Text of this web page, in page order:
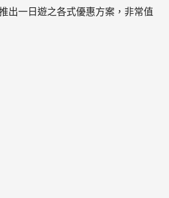
出一日遊之各式優惠方案，非常值